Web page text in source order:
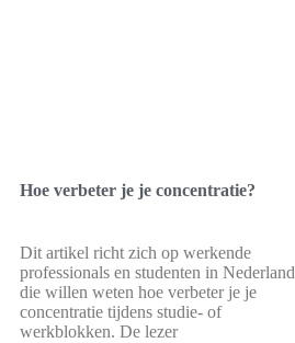
Hoe verbeter je je concentratie?
Dit artikel richt zich op werkende
professionals en studenten in Nederland
die willen weten hoe verbeter je je
concentratie tijdens studie- of
werkblokken. De lezer